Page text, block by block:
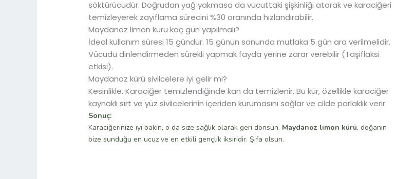
söktürücüdür. Doğrudan yağ yakmasa da vücuttaki şişkinliği atarak ve karaciğeri
temizleyerek zayıflama sürecini %30 oranında hızlandırabilir.
Maydanoz limon kürü kaç gün yapılmalı?
İdeal kullanım süresi 15 gündür. 15 günün sonunda mutlaka 5 gün ara verilmelidir.
Vücudu dinlendirmeden sürekli yapmak fayda yerine zarar verebilir (Taşiflaksi
etkisi).
Maydanoz kürü sivilcelere iyi gelir mi?
Kesinlikle. Karaciğer temizlendiğinde kan da temizlenir. Bu kür, özellikle karaciğer
kaynaklı sırt ve yüz sivilcelerinin içeriden kurumasını sağlar ve cilde parlaklık verir.
Sonuç:
Karaciğerinize iyi bakın, o da size sağlık olarak geri dönsün. Maydanoz limon kürü, doğanın
bize sunduğu en ucuz ve en etkili gençlik iksiridir. Şifa olsun.